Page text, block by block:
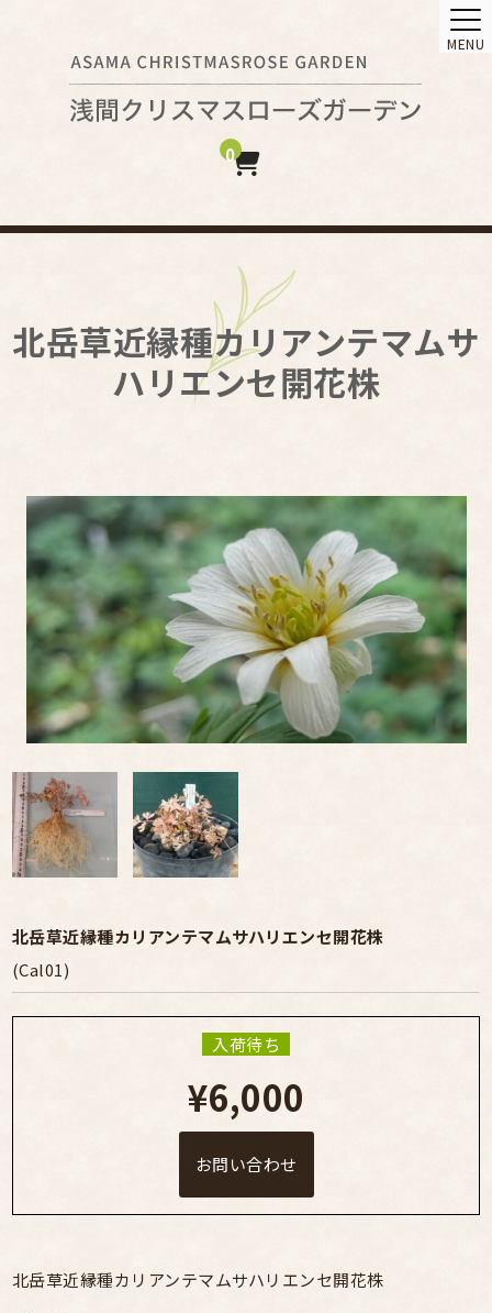
0
MENU
北岳草近縁種カリアンテマムサ
ハリエンセ開花株
北岳草近縁種カリアンテマムサハリエンセ開花株
(Cal01)
入荷待ち
¥6,000
お問い合わせ
北岳草近縁種カリアンテマムサハリエンセ開花株